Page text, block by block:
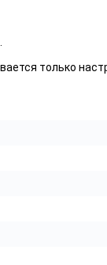
только